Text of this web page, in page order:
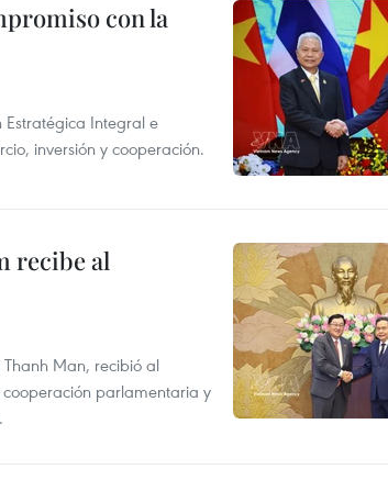
con la
Integral e
inversión y cooperación.
recibe al
Man, recibió al
parlamentaria y